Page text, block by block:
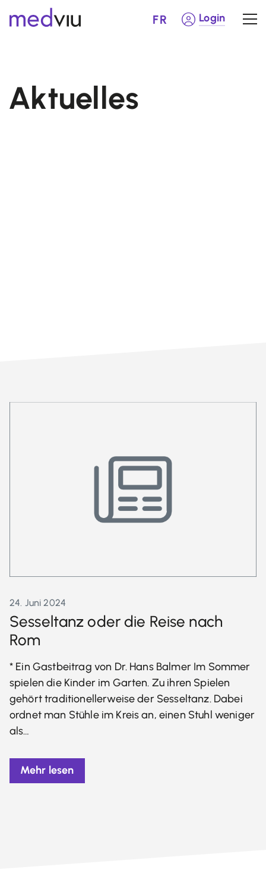
FR Login
Aktuelles
24. Juni 2024
Sesseltanz oder die Reise nach
Rom
* Ein Gastbeitrag von Dr. Hans Balmer Im Sommer
spielen die Kinder im Garten. Zu ihren Spielen
gehört traditionellerweise der Sesseltanz. Dabei
ordnet man Stühle im Kreis an, einen Stuhl weniger
als…
Mehr lesen